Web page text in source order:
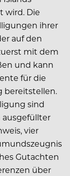
wird. Die
ihrer
auf den
mit dem
und kann
für die
bereitstellen.
sind
vier
Gutachten
über